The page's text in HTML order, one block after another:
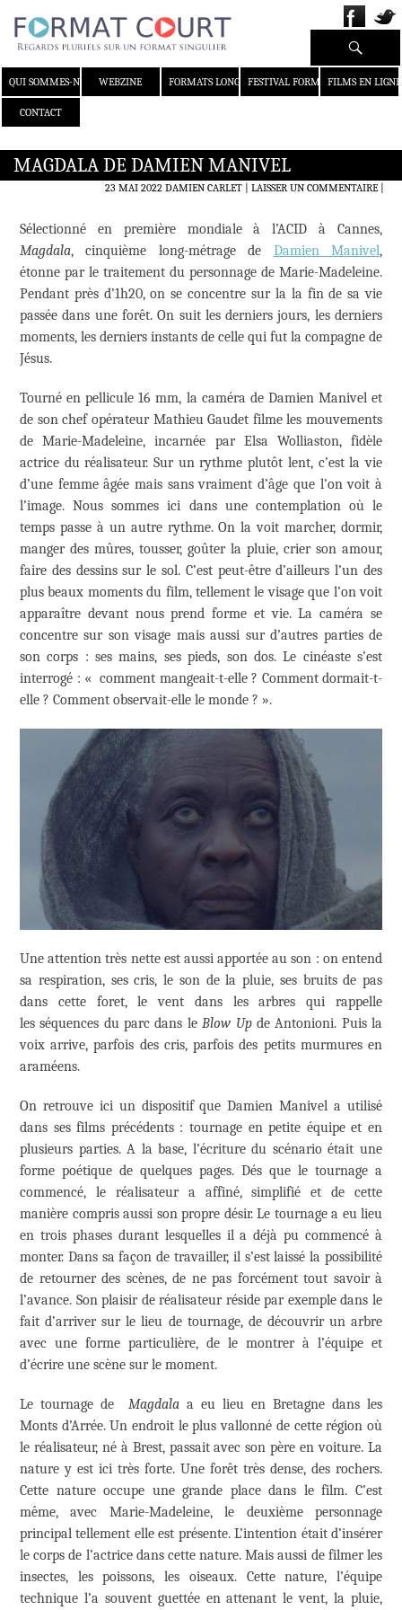
QUI SOMMES-NOUS ?WEBZINE FORMATS LONGS FESTIVAL FORMAT COURT
FILMS EN LIGNE
CONTACT
Recherche
MAGDALA DE DAMIEN MANIVEL
23 MAI 2022 DAMIEN CARLET LAISSER UN COMMENTAIRE|
Sélectionné en première mondiale à l’ACID à Cannes,
Magdala, cinquième long-métrage de Damien Manivel,
étonne par le traitement du personnage de Marie-Madeleine.
Pendant près d’1h20, on se concentre sur la la fin de sa vie
passée dans une forêt. On suit les derniers jours, les derniers
moments, les derniers instants de celle qui fut la compagne de
Jésus.
Tourné en pellicule 16 mm, la caméra de Damien Manivel et
de son chef opérateur Mathieu Gaudet filme les mouvements
de Marie-Madeleine, incarnée par Elsa Wolliaston, fidèle
actrice du réalisateur. Sur un rythme plutôt lent, c’est la vie
d’une femme âgée mais sans vraiment d’âge que l’on voit à
l’image. Nous sommes ici dans une contemplation où le
temps passe à un autre rythme. On la voit marcher, dormir,
manger des mûres, tousser, goûter la pluie, crier son amour,
faire des dessins sur le sol. C’est peut-être d’ailleurs l’un des
plus beaux moments du film, tellement le visage que l’on voit
apparaître devant nous prend forme et vie. La caméra se
concentre sur son visage mais aussi sur d’autres parties de
son corps : ses mains, ses pieds, son dos. Le cinéaste s’est
interrogé : « comment mangeait-t-elle ? Comment dormait-t-
elle ? Comment observait-elle le monde ? ».
Une attention très nette est aussi apportée au son : on entend
sa respiration, ses cris, le son de la pluie, ses bruits de pas
dans cette foret, le vent dans les arbres qui rappelle
les séquences du parc dans leBlow Upde Antonioni. Puis la
voix arrive, parfois des cris, parfois des petits murmures en
araméens.
On retrouve ici un dispositif que Damien Manivel a utilisé
dans ses films précédents : tournage en petite équipe et en
plusieurs parties. A la base, l’écriture du scénario était une
forme poétique de quelques pages. Dés que le tournage a
commencé, le réalisateur a affiné, simplifié et de cette
manière compris aussi son propre désir. Le tournage a eu lieu
en trois phases durant lesquelles il a déjà pu commencé à
monter. Dans sa façon de travailler, il s’est laissé la possibilité
de retourner des scènes, de ne pas forcément tout savoir à
l’avance. Son plaisir de réalisateur réside par exemple dans le
fait d’arriver sur le lieu de tournage, de découvrir un arbre
avec une forme particulière, de le montrer à l’équipe et
d’écrire une scène sur le moment.
Le tournage de Magdala a eu lieu en Bretagne dans les
Monts d’Arrée. Un endroit le plus vallonné de cette région où
le réalisateur, né à Brest, passait avec son père en voiture. La
nature y est ici très forte. Une forêt très dense, des rochers.
Cette nature occupe une grande place dans le film. C’est
même, avec Marie-Madeleine, le deuxième personnage
principal tellement elle est présente. L’intention était d’insérer
le corps de l’actrice dans cette nature. Mais aussi de filmer les
insectes, les poissons, les oiseaux. Cette nature, l’équipe
technique l’a souvent guettée en attenant le vent, la pluie,